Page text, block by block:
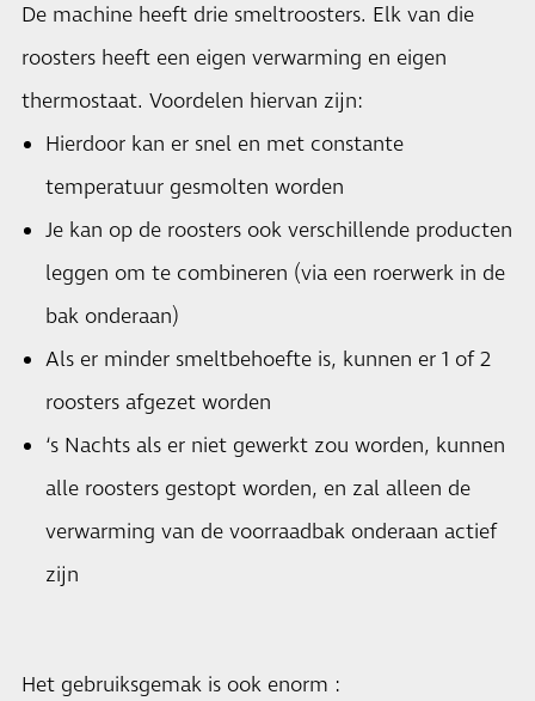
De machine heeft drie smeltroosters. Elk van die
roosters heeft een eigen verwarming en eigen
thermostaat. Voordelen hiervan zijn:
Hierdoor kan er snel en met constante
temperatuur gesmolten worden
Je kan op de roosters ook verschillende producten
leggen om te combineren (via een roerwerk in de
bak onderaan)
Als er minder smeltbehoefte is, kunnen er 1 of 2
roosters afgezet worden
‘s Nachts als er niet gewerkt zou worden, kunnen
alle roosters gestopt worden, en zal alleen de
verwarming van de voorraadbak onderaan actief
zijn
Het gebruiksgemak is ook enorm :